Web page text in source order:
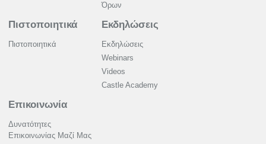
Όρων
Πιστοποιητικά
Πιστοποιητικά
Εκδηλώσεις
Εκδηλώσεις
Webinars
Videos
Castle Academy
Επικοινωνία
Δυνατότητες
Επικοινωνίας Μαζί Μας